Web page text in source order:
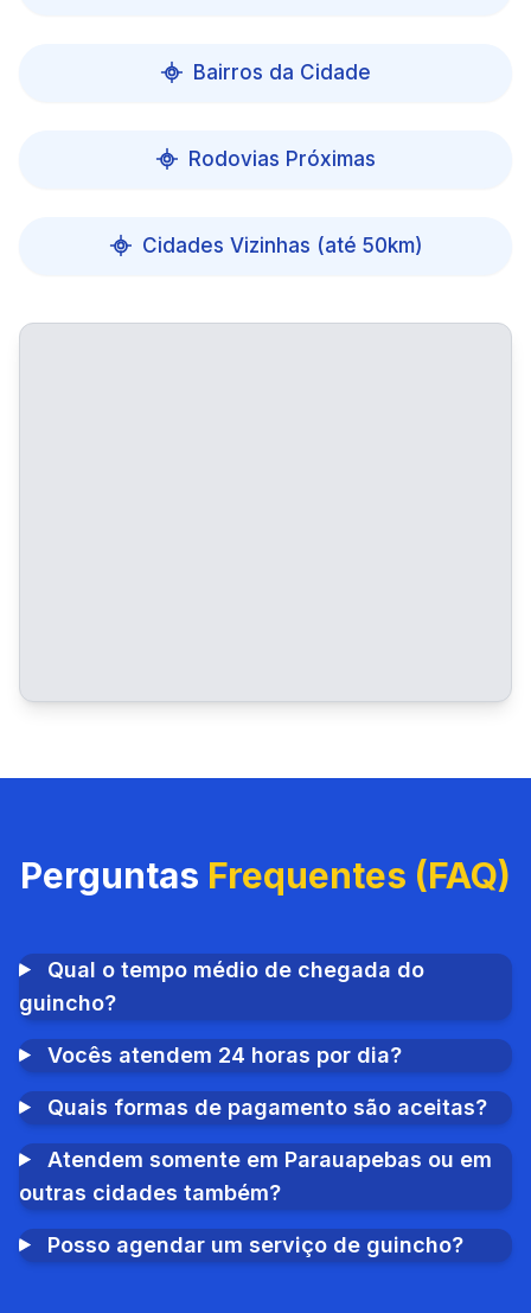
Bairros da Cidade
Rodovias Próximas
Cidades Vizinhas (até 50km)
Perguntas Frequentes (FAQ)
Qual o tempo médio de chegada do
guincho?
Vocês atendem 24 horas por dia?
Quais formas de pagamento são aceitas?
Atendem somente em Parauapebas ou em
outras cidades também?
Posso agendar um serviço de guincho?